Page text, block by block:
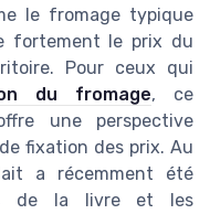
le fromage typique
fortement le prix du
Pour ceux qui
du fromage, ce
une perspective
fixation des prix. Au
a récemment été
de la livre et les